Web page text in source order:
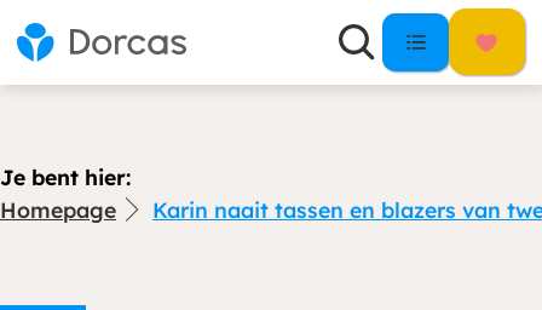
Je bent hier:
Homepage
Karin naait tassen en blazers van